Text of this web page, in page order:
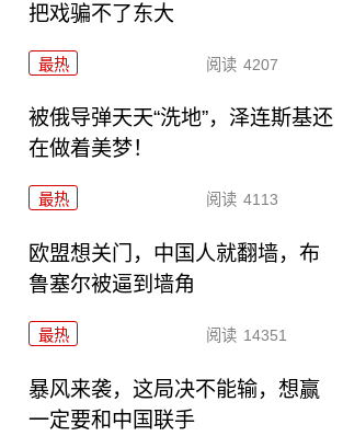
把戏骗不了东大
最热 阅读 4207
被俄导弹天天“洗地”，泽连斯基还
在做着美梦！
最热 阅读 4113
欧盟想关门，中国人就翻墙，布
鲁塞尔被逼到墙角
最热 阅读 14351
暴风来袭，这局决不能输，想赢
一定要和中国联手